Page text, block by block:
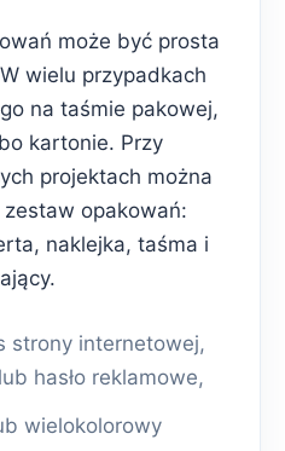
może być prosta
wielu przypadkach
na taśmie pakowej,
kartonie. Przy
projektach można
opakowań:
naklejka, taśma i
strony internetowej,
hasło reklamowe,
wielokolorowy